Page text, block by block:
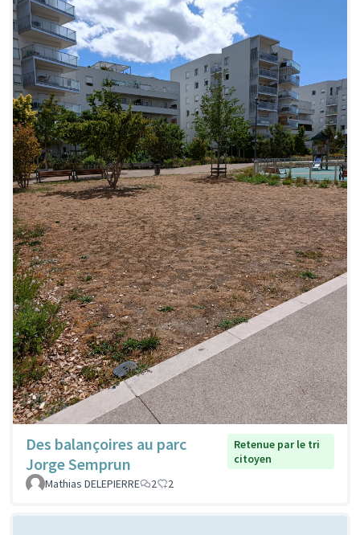
Des balançoires au parc
Jorge Semprun
Retenue par le tri
citoyen
Mathias DELEPIERRE
2 2